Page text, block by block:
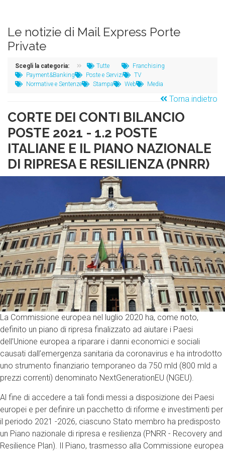
Le notizie di Mail Express Porte
Private
Scegli la categoria: Tutte
Franchising
Payment&Banking
Poste e Servizi
TV
Normative e Sentenze
Stampa Web Media
Torna indietro
CORTE DEI CONTI BILANCIO
POSTE 2021 - 1.2 POSTE
ITALIANE E IL PIANO NAZIONALE
DI RIPRESA E RESILIENZA (PNRR)
La Commissione europea nel luglio 2020 ha, come noto,
definito un piano di ripresa finalizzato ad aiutare i Paesi
dell’Unione europea a riparare i danni economici e sociali
causati dall’emergenza sanitaria da coronavirus e ha introdotto
uno strumento finanziario temporaneo da 750 mld (800 mld a
prezzi correnti) denominato NextGenerationEU (NGEU).
Al fine di accedere a tali fondi messi a disposizione dei Paesi
europei e per definire un pacchetto di riforme e investimenti per
il periodo 2021 -2026, ciascuno Stato membro ha predisposto
un Piano nazionale di ripresa e resilienza (PNRR - Recovery and
Resilience Plan). Il Piano, trasmesso alla Commissione europea